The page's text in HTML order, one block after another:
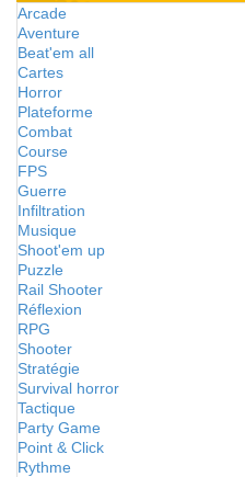
Arcade
Aventure
Beat'em all
Cartes
Horror
Plateforme
Combat
Course
FPS
Guerre
Infiltration
Musique
Shoot'em up
Puzzle
Rail Shooter
Réflexion
RPG
Shooter
Stratégie
Survival horror
Tactique
Party Game
Point & Click
Rythme